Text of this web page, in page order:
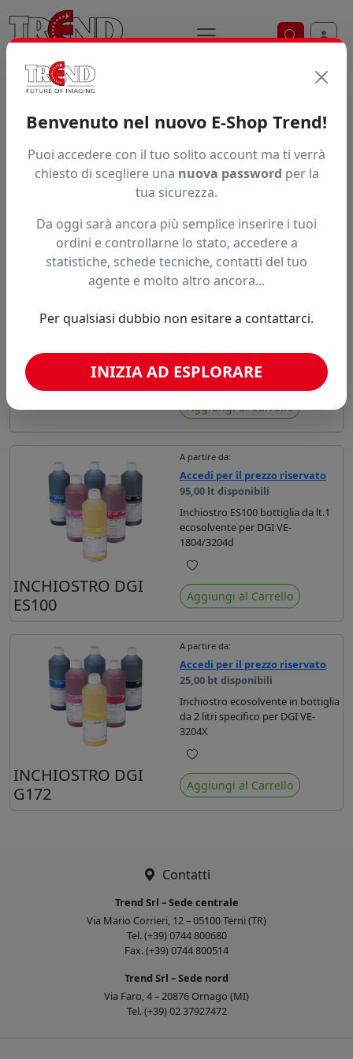
Ricerca
CLEANING DGI G172
A partire da:
Accedi per il prezzo riservato
Cleaning ecosolvente in bottiglia
3204X
Preferiti
Aggiungi al Carrello
INCHIOSTRO DGI
ES100
A partire da:
Accedi per il prezzo riservato
95,00 lt disponibili
Inchiostro ES100 bottiglia da lt.1
ecosolvente per DGI VE-
1804/3204d
Preferiti
Aggiungi al Carrello
INCHIOSTRO DGI
G172
A partire da:
Accedi per il prezzo riservato
25,00 bt disponibili
Inchiostro ecosolvente in bottiglia
da 2 litri specifico per DGI VE-
3204X
Preferiti
Aggiungi al Carrello
Contatti
Trend Srl – Sede centrale
Via Mario Corrieri, 12 – 05100 Terni (TR)
Tel. (+39) 0744 800680
Fax. (+39) 0744 800514
Trend Srl – Sede nord
Via Faro, 4 – 20876 Ornago (MI)
Tel. (+39) 02 37927472
Benvenuto nel nuovo E-Shop Trend!
Puoi accedere con il tuo solito account ma ti verrà
chiesto di scegliere una nuova password per la
tua sicurezza.
Da oggi sarà ancora più semplice inserire i tuoi
ordini e controllarne lo stato, accedere a
statistiche, schede tecniche, contatti del tuo
agente e molto altro ancora...
Per qualsiasi dubbio non esitare a contattarci.
INIZIA AD ESPLORARE